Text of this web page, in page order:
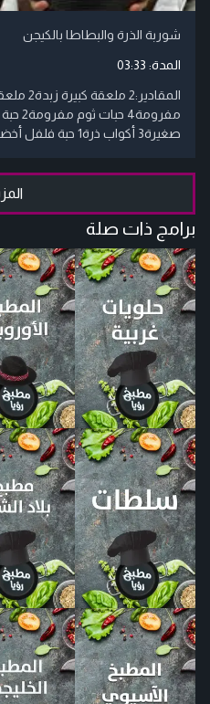
شوربة الذرة والبطاطا بالكيجن
المدة: 03:33
صغيرة3 أكواب ذرة1 حبة فلفل أخضر مقطعة ....
برامج ذات صلة